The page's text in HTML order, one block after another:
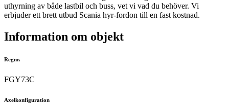
uthyrning av både lastbil och buss, vet vi vad du behöver. Vi
erbjuder ett brett utbud Scania hyr-fordon till en fast kostnad.
Information om objekt
Regnr.
FGY73C
Axelkonfiguration